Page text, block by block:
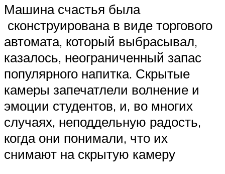
Машина счастья была
сконструирована в виде торгового
автомата, который выбрасывал,
казалось, неограниченный запас
популярного напитка. Скрытые
камеры запечатлели волнение и
эмоции студентов, и, во многих
случаях, неподдельную радость,
когда они понимали, что их
снимают на скрытую камеру